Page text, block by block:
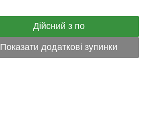
Дійсний з по
Показати додаткові зупинки